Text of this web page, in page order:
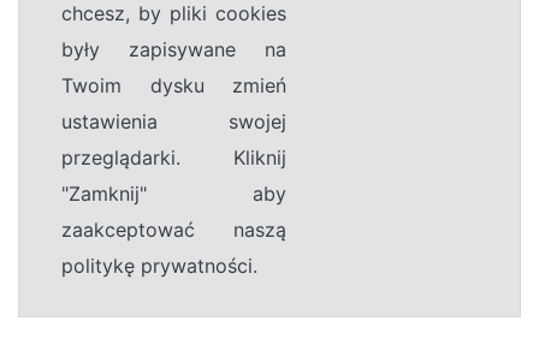
chcesz, by pliki cookies
były zapisywane na
Twoim dysku zmień
ustawienia swojej
przeglądarki. Kliknij
"Zamknij" aby
zaakceptować naszą
politykę prywatności.